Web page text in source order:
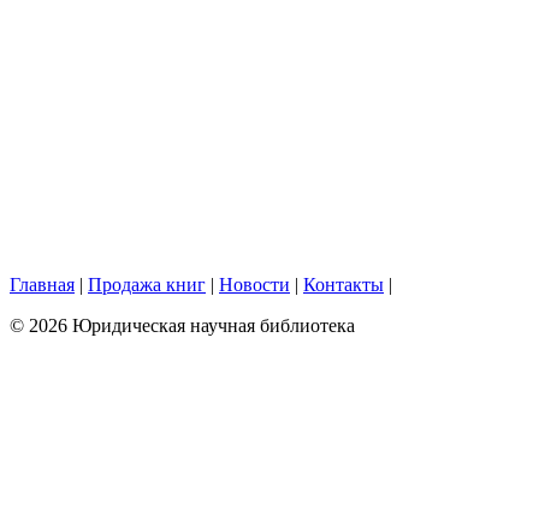
Главная | Продажа книг | Новости | Контакты |
© 2026 Юридическая научная библиотека